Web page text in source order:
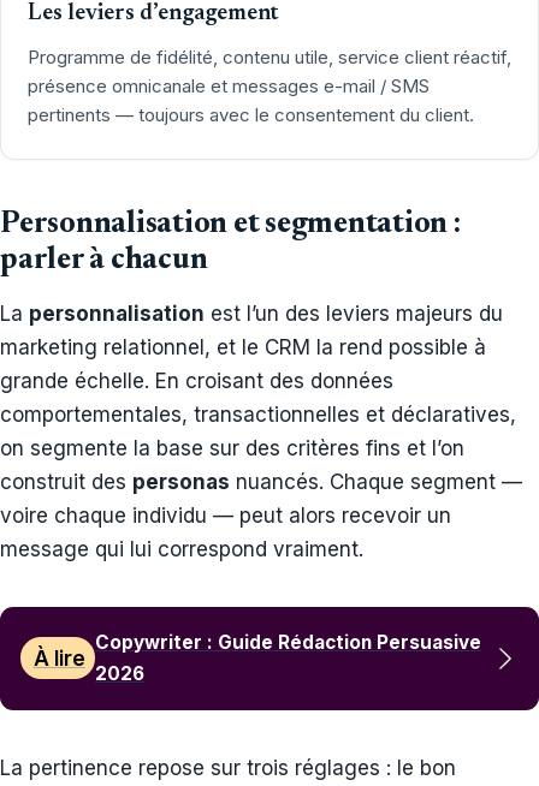
Les leviers d’engagement
Programme de fidélité, contenu utile, service client réactif,
présence omnicanale et messages e-mail / SMS
pertinents — toujours avec le consentement du client.
Personnalisation et segmentation :
parler à chacun
La personnalisation est l’un des leviers majeurs du
marketing relationnel, et le CRM la rend possible à
grande échelle. En croisant des données
comportementales, transactionnelles et déclaratives,
on segmente la base sur des critères fins et l’on
construit des personas nuancés. Chaque segment —
voire chaque individu — peut alors recevoir un
message qui lui correspond vraiment.
À lire
Copywriter : Guide Rédaction Persuasive
2026
La pertinence repose sur trois réglages : le bon